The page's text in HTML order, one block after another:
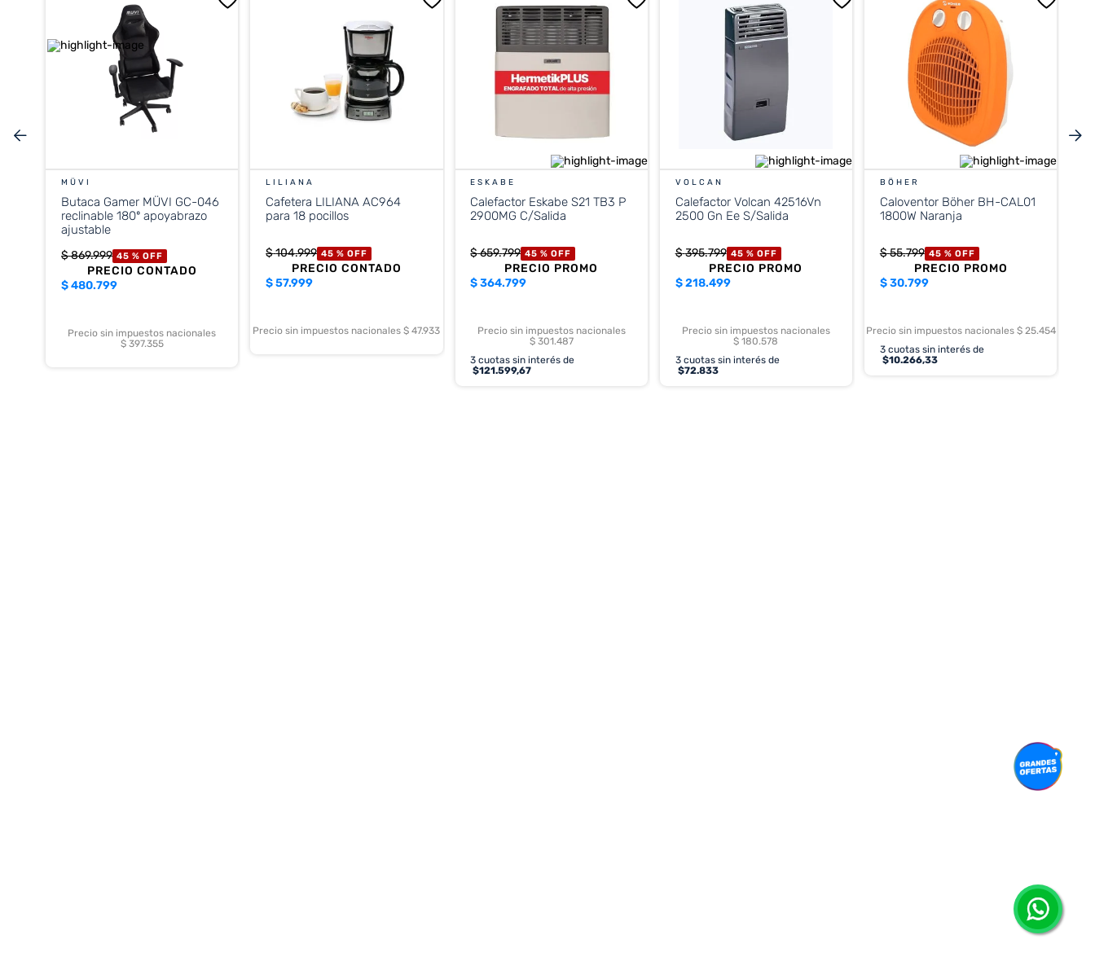
MÜVI
Butaca Gamer MÜVI GC-046
reclinable 180º apoyabrazo
ajustable
$869.999 45 % OFF
PRECIO CONTADO
$480.799
Precio sin impuestos nacionales
$ 397.355
LILIANA
Cafetera LILIANA AC964
para 18 pocillos
$104.999 45 % OFF
PRECIO CONTADO
$57.999
Precio sin impuestos nacionales $ 47.933
ESKABE
Calefactor Eskabe S21 TB3 P
2900MG C/Salida
$659.799 45 % OFF
PRECIO PROMO
$364.799
Precio sin impuestos nacionales
$ 301.487
3 cuotas sin interés de
$121.599,67
VOLCAN
Calefactor Volcan 42516Vn
2500 Gn Ee S/Salida
$395.799 45 % OFF
PRECIO PROMO
$218.499
Precio sin impuestos nacionales
$ 180.578
3cuotas sin interés de
$72.833
BÖHER
Caloventor Böher BH-CAL01
1800W Naranja
$55.799 45 % OFF
PRECIO PROMO
$30.799
Precio sin impuestos nacionales $ 25.454
3cuotas sin interés de
$10.266,33